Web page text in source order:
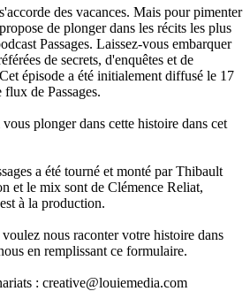
des vacances. Mais pour pimenter
de plonger dans les récits les plus
Passages. Laissez-vous embarquer
de secrets, d'enquêtes et de
épisode a été initialement diffusé le 17
de Passages.
plonger dans cette histoire dans cet
a été tourné et monté par Thibault
et le mix sont de Clémence Reliat,
à la production.
nous raconter votre histoire dans
en remplissant ce formulaire.
: creative@louiemedia.com